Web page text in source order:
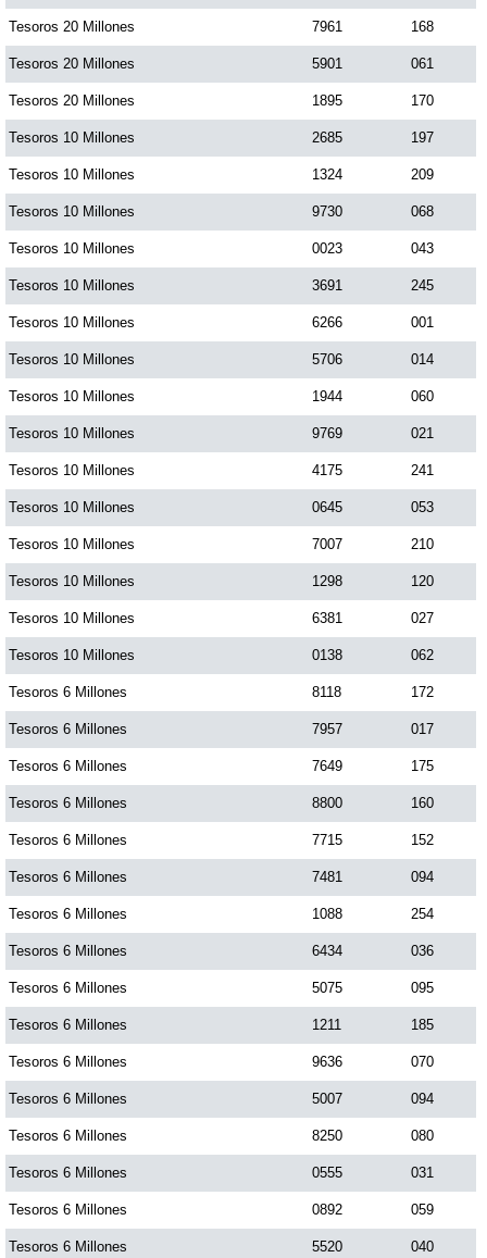
Tesoros 20 Millones 7961 168
Tesoros 20 Millones 5901 061
Tesoros 20 Millones 1895 170
Tesoros 10 Millones 2685 197
Tesoros 10 Millones 1324 209
Tesoros 10 Millones 9730 068
Tesoros 10 Millones 0023 043
Tesoros 10 Millones 3691 245
Tesoros 10 Millones 6266 001
Tesoros 10 Millones 5706 014
Tesoros 10 Millones 1944 060
Tesoros 10 Millones 9769 021
Tesoros 10 Millones 4175 241
Tesoros 10 Millones 0645 053
Tesoros 10 Millones 7007 210
Tesoros 10 Millones 1298 120
Tesoros 10 Millones 6381 027
Tesoros 10 Millones 0138 062
Tesoros 6 Millones 8118 172
Tesoros 6 Millones 7957 017
Tesoros 6 Millones 7649 175
Tesoros 6 Millones 8800 160
Tesoros 6 Millones 7715 152
Tesoros 6 Millones 7481 094
Tesoros 6 Millones 1088 254
Tesoros 6 Millones 6434 036
Tesoros 6 Millones 5075 095
Tesoros 6 Millones 1211 185
Tesoros 6 Millones 9636 070
Tesoros 6 Millones 5007 094
Tesoros 6 Millones 8250 080
Tesoros 6 Millones 0555 031
Tesoros 6 Millones 0892 059
Tesoros 6 Millones 5520 040